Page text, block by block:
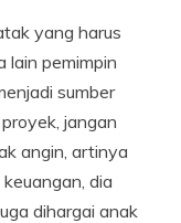
yang harus
lain pemimpin
sumber
jangan
angin, artinya
dia
dihargai anak